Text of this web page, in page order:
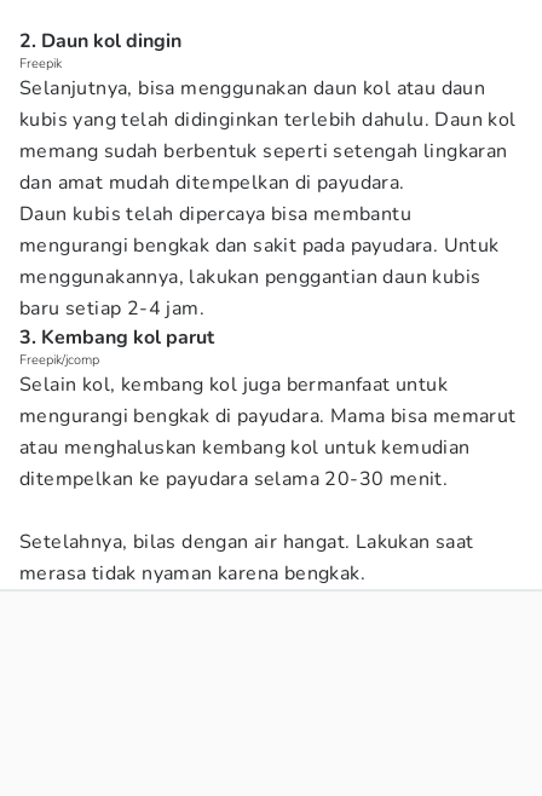
2. Daun kol dingin
Freepik
Selanjutnya, bisa menggunakan daun kol atau daun
kubis yang telah didinginkan terlebih dahulu. Daun kol
memang sudah berbentuk seperti setengah lingkaran
dan amat mudah ditempelkan di payudara.
Daun kubis telah dipercaya bisa membantu
mengurangi bengkak dan sakit pada payudara. Untuk
menggunakannya, lakukan penggantian daun kubis
baru setiap 2-4 jam.
3. Kembang kol parut
Freepik/jcomp
Selain kol, kembang kol juga bermanfaat untuk
mengurangi bengkak di payudara. Mama bisa memarut
atau menghaluskan kembang kol untuk kemudian
ditempelkan ke payudara selama 20-30 menit.
Setelahnya, bilas dengan air hangat. Lakukan saat
merasa tidak nyaman karena bengkak.